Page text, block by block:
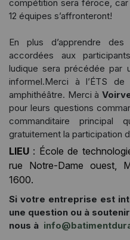
compétition sera féroce, car
12 équipes s’affronteront!
En plus d’apprendre
accordées aux
ludique sera précédée par
informel.Merci à l’ÉTS
amphithéâtre. Merci à
pour leurs questions
commanditaire principal
gratuitement la participation
LIEU : École de
rue Notre-Dame ouest,
1600.
Si votre entreprise est
une question ou à
nous à